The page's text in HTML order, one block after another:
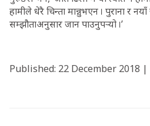
हामीले धेरै चिन्ता मान्नुभएन । पुराना र
सम्झौताअनुसार जान पाउनुपर्‍यो ।’
Published: 22 December 2018